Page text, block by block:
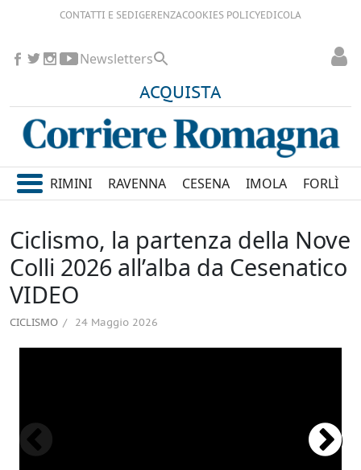
CONTATTI E SEDIGERENZACOOKIES POLICYEDICOLA
ACQUISTA
Newsletters
RIMINI RAVENNA CESENA IMOLA FORLÌ
Ciclismo, la partenza della Nove
Colli 2026 all’alba da Cesenatico
VIDEO
CICLISMO 24 Maggio 2026